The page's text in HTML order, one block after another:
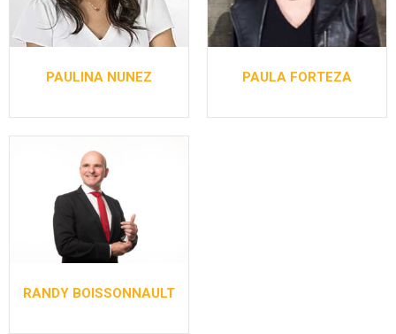
PAULINA NUNEZ PAULA FORTEZA
RANDY BOISSONNAULT